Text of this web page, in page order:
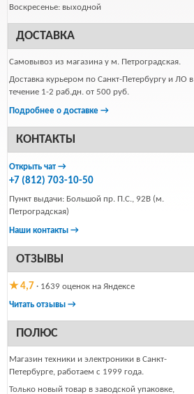
Воскресенье: выходной
ДОСТАВКА
Самовывоз из магазина у м. Петроградская.
Доставка курьером по Санкт-Петербургу и ЛО в
течение 1-2 раб.дн. от 500 руб.
Подробнее о доставке →
КОНТАКТЫ
Открыть чат →
+7 (812) 703-10-50
Пункт выдачи: Большой пр. П.С., 92В (м.
Петроградская)
Наши контакты →
ОТЗЫВЫ
★ 4,7 · 1639 оценок на Яндексе
Читать отзывы →
ПОЛЮС
Магазин техники и электроники в Санкт-
Петербурге, работаем с 1999 года.
Только новый товар в заводской упаковке,